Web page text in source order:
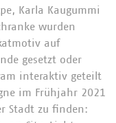
Karla Kaugummi
wurden
auf
gesetzt oder
interaktiv geteilt
im Frühjahr 2021
Stadt zu finden: